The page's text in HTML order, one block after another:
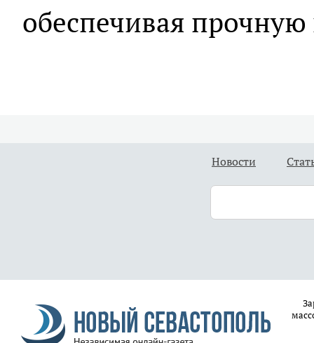
обеспечивая
Новости